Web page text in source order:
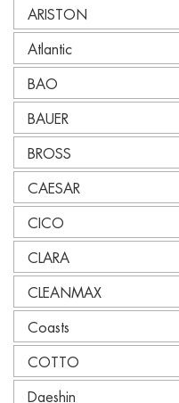
ARISTON
Atlantic
BAO
BAUER
BROSS
CAESAR
CICO
CLARA
CLEANMAX
Coasts
COTTO
Daeshin